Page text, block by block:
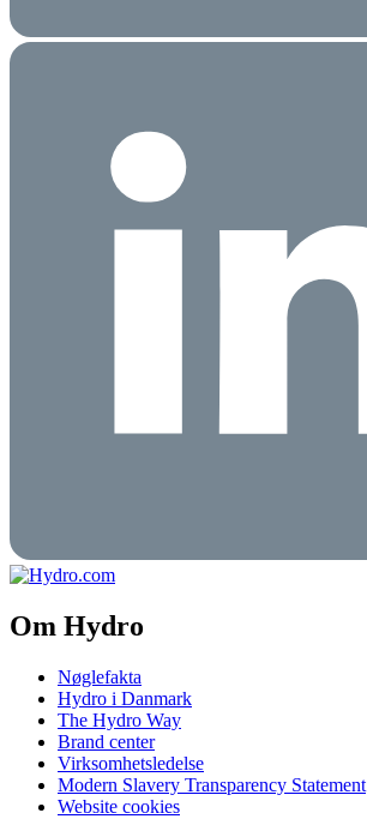
Om Hydro
Nøglefakta
Hydro i Danmark
The Hydro Way
Brand center
Virksomhetsledelse
Modern Slavery Transparency Statement
Website cookies